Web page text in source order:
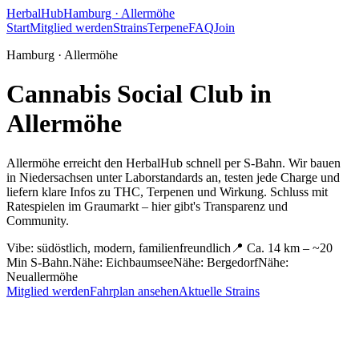
HerbalHubHamburg · Allermöhe
StartMitglied werdenStrainsTerpeneFAQJoin
Hamburg · Allermöhe
Cannabis Social Club in
Allermöhe
Allermöhe erreicht den HerbalHub schnell per S-Bahn. Wir bauen
in Niedersachsen unter Laborstandards an, testen jede Charge und
liefern klare Infos zu THC, Terpenen und Wirkung. Schluss mit
Ratespielen im Graumarkt – hier gibt's Transparenz und
Community.
Vibe: südöstlich, modern, familienfreundlich 📍 Ca. 14 km – ~20
Min S-Bahn.Nähe: EichbaumseeNähe: BergedorfNähe:
Neuallermöhe
Mitglied werdenFahrplan ansehenAktuelle Strains